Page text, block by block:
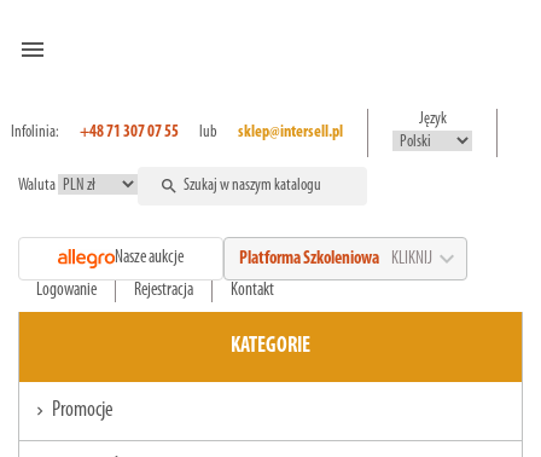
menu
Infolinia: +48 71 307 07 55 lub sklep@intersell.pl
Język
Waluta search
Nasze aukcje Platforma Szkoleniowa KLIKNIJ expand_more
Logowanie Rejestracja Kontakt
KATEGORIE
chevron_right Promocje